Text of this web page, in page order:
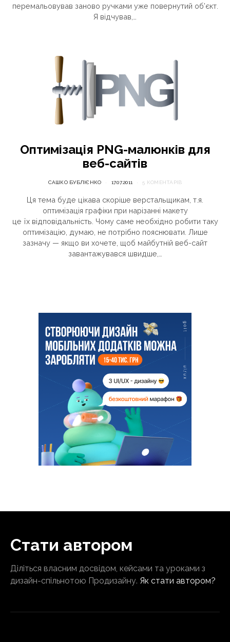
перемальовував заново ручками уже повернутий об’єкт.
Я відчував,…
Оптимізація PNG-малюнків для
веб-сайтів
САШКО БУБЛІЄНКО 17.07.2011 5 КОМЕНТАРІВ
Ця тема буде цікава скоріше верстальщикам, т.я.
оптимізація графіки при нарізанні макету
це їх відповідальність. Чому саме необхідно робити таку
оптимізацію, думаю, не потрібно пояснювати. Лише
зазначу — якщо ви хочете, щоб майбутній веб-сайт
завантажувався швидше,…
Стати автором
Діліться власним досвідом, кейсами та уроками з
дизайн-спільнотою Продизайну. Як стати автором?